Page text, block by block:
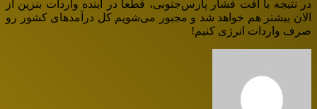
در نتیجه با افت فشار پارس‌جنوبی، قطعا در آینده واردات بنزین از
الان بیشتر هم خواهد شد و مجبور می‌شویم کل درآمدهای کشور رو
صرف واردات انرژی کنیم!